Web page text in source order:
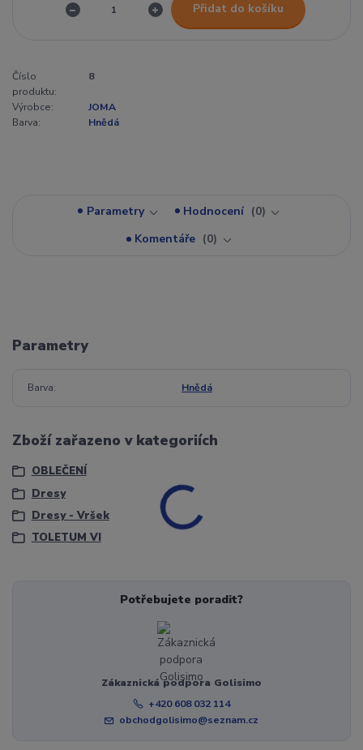
Přidat do košíku
Číslo
produktu:
8
Výrobce:
JOMA
Barva:
Hnědá
Parametry Hodnocení
0
Komentáře
0
Parametry
Barva Hnědá
Zboží zařazeno v kategoriích
OBLEČENÍ
Dresy
Dresy - Vršek
TOLETUM VI
Potřebujete poradit?
Zákaznická podpora Golisimo
+420 608 032 114
obchodgolisimo@seznam.cz